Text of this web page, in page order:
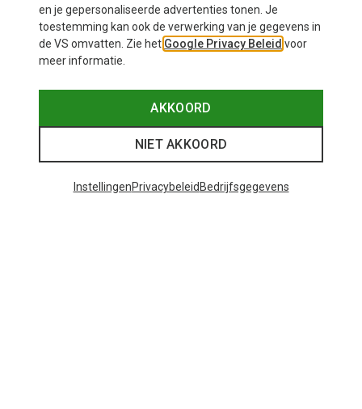
en je gepersonaliseerde advertenties tonen. Je
toestemming kan ook de verwerking van je gegevens in
de VS omvatten. Zie het Google Privacy Beleid voor
meer informatie.
AKKOORD
NIET AKKOORD
InstellingenPrivacybeleid Bedrijfsgegevens